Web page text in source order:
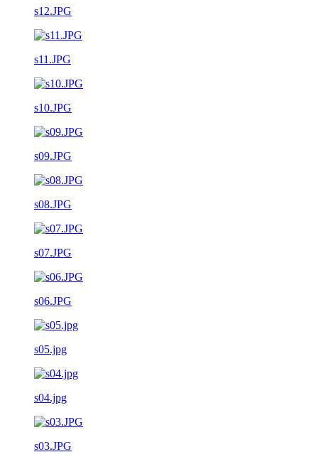
s12.JPG
s11.JPG
s10.JPG
s09.JPG
s08.JPG
s07.JPG
s06.JPG
s05.jpg
s04.jpg
s03.JPG